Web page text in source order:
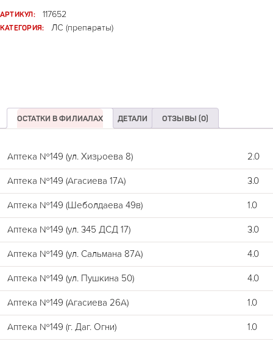
АРТИКУЛ:
117652
КАТЕГОРИЯ:
ЛС (препараты)
ОСТАТКИ В ФИЛИАЛАХ ДЕТАЛИ ОТЗЫВЫ (0)
Аптека №149 (ул. Хизроева 8) 2.0
Аптека №149 (Агасиева 17А) 3.0
Аптека №149 (Шеболдаева 49в) 1.0
Аптека №149 (ул. 345 ДСД 17) 3.0
Аптека №149 (ул. Сальмана 87А) 4.0
Аптека №149 (ул. Пушкина 50) 4.0
Аптека №149 (Агасиева 26А) 1.0
Аптека №149 (г. Даг. Огни) 1.0